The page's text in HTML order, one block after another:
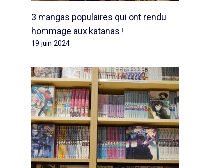
3 mangas populaires qui ont rendu
hommage aux katanas !
19 juin 2024